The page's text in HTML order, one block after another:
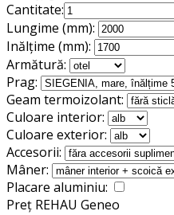
Cantitate:
Lungime (mm):
Inălțime (mm):
Armătură:
Prag:
Geam termoizolant:
Culoare interior:
Culoare exterior:
Accesorii:
Mâner:
Placare aluminiu:
Preț REHAU Geneo